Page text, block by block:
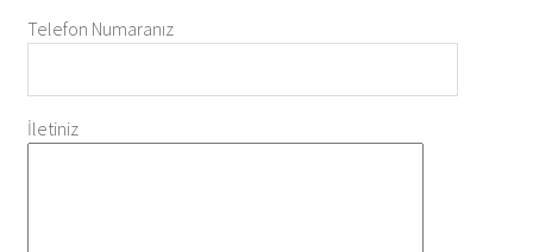
Telefon Numaranız
İletiniz